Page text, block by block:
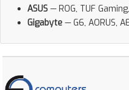
ASUS — ROG, TUF
Gigabyte — G6, AORUS,